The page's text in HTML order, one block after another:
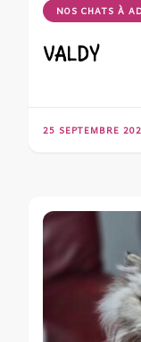
NOS CHATS À
VALDY
25 SEPTEMBRE